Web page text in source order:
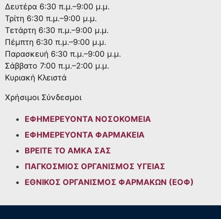
Δευτέρα 6:30 π.μ.–9:00 μ.μ.
Τρίτη 6:30 π.μ.–9:00 μ.μ.
Τετάρτη 6:30 π.μ.–9:00 μ.μ.
Πέμπτη 6:30 π.μ.–9:00 μ.μ.
Παρασκευή 6:30 π.μ.–9:00 μ.μ.
Σάββατο 7:00 π.μ.–2:00 μ.μ.
Κυριακή Κλειστά
Χρήσιμοι Σύνδεσμοι
ΕΦΗΜΕΡΕΥΟΝΤΑ ΝΟΣΟΚΟΜΕΙΑ
ΕΦΗΜΕΡΕΥΟΝΤΑ ΦΑΡΜΑΚΕΙΑ
ΒΡΕΙΤΕ ΤΟ ΑΜΚΑ ΣΑΣ
ΠΑΓΚΟΣΜΙΟΣ ΟΡΓΑΝΙΣΜΟΣ ΥΓΕΙΑΣ
ΕΘΝΙΚΟΣ ΟΡΓΑΝΙΣΜΟΣ ΦΑΡΜΑΚΩΝ (ΕΟΦ)